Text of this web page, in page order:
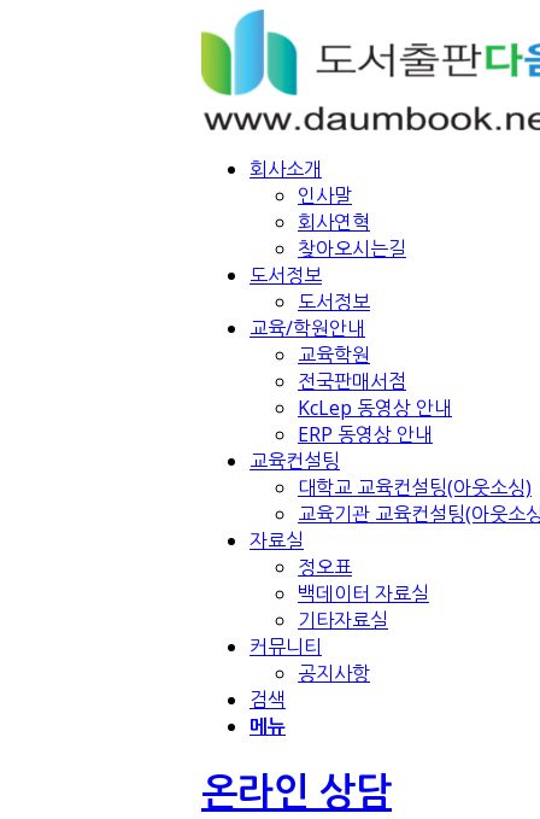
회사소개
인사말
회사연혁
찾아오시는길
도서정보
도서정보
교육/학원안내
교육학원
전국판매서점
KcLep 동영상 안내
ERP 동영상 안내
교육컨설팅
대학교 교육컨설팅(아웃소싱)
교육기관 교육컨설팅(아웃소
자료실
정오표
백데이터 자료실
기타자료실
커뮤니티
공지사항
검색
메뉴
온라인 상담